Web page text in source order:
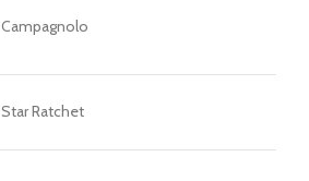
Campagnolo
Star Ratchet